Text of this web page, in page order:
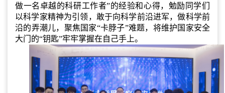
做一名卓越的科研工作者”的经验和心得，勉励同学们
以科学家精神为引领，敢于向科学前沿进军，做科学前
沿的弄潮儿，聚焦国家“卡脖子”难题，将维护国家安全
大门的“钥匙”牢牢掌握在自己手上。